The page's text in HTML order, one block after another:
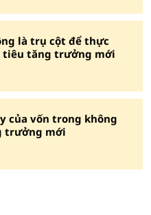
là trụ cột để thực
tiêu tăng trưởng mới
của vốn trong không
trưởng mới